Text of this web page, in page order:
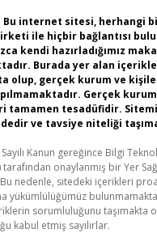
Bu internet sitesi, herhangi
ile hiçbir bağlantısı
kendi hazırladığımız
Burada yer alan
olup, gerçek kurum ve
Gerçek
tamamen tesadüfidir.
ve tavsiye niteliği
Kanun gereğince Bilgi
tarafından onaylanmış bir Yer
nedenle, sitedeki içerikleri
yükümlülüğümüz
sorumluluğunu taşımakta
kabul etmiş sayılırlar.